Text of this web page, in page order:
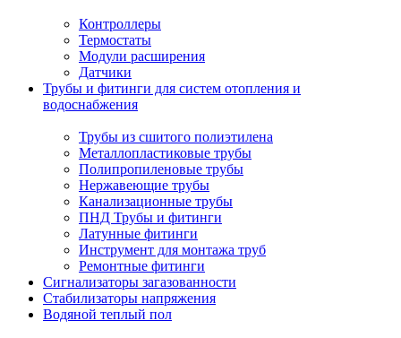
Контроллеры
Термостаты
Модули расширения
Датчики
Трубы и фитинги для систем отопления и
водоснабжения
Трубы из сшитого полиэтилена
Металлопластиковые трубы
Полипропиленовые трубы
Нержавеющие трубы
Канализационные трубы
ПНД Трубы и фитинги
Латунные фитинги
Инструмент для монтажа труб
Ремонтные фитинги
Сигнализаторы загазованности
Стабилизаторы напряжения
Водяной теплый пол